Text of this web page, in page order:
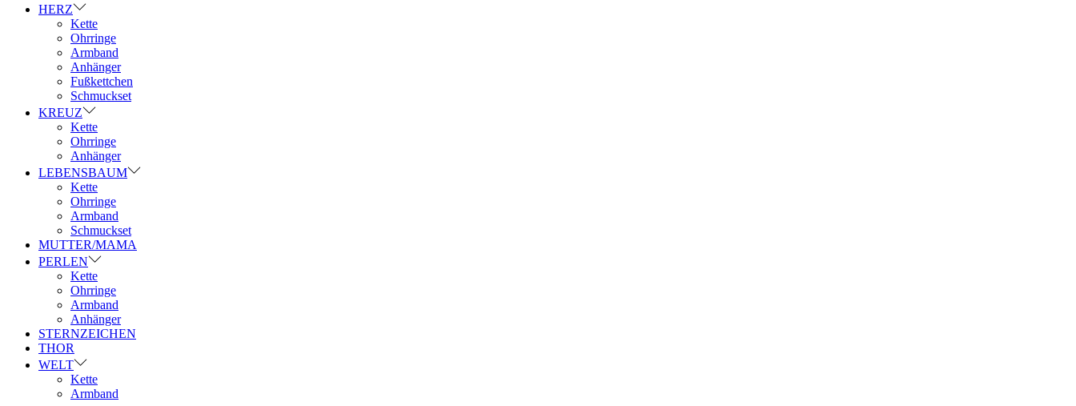
HERZ
Kette
Ohrringe
Armband
Anhänger
Fußkettchen
Schmuckset
KREUZ
Kette
Ohrringe
Anhänger
LEBENSBAUM
Kette
Ohrringe
Armband
Schmuckset
MUTTER/MAMA
PERLEN
Kette
Ohrringe
Armband
Anhänger
STERNZEICHEN
THOR
WELT
Kette
Armband